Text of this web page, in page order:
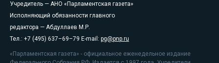
Учредитель — АНО «Парламентская газета»
Исполняющий обязанности главного
редактора — Абдуллаев М.Р.
Тел.: +7 (495) 637–69–79 E-mail: pg@pnp.ru
«Парламентская газета» - официальное еженедельное издание